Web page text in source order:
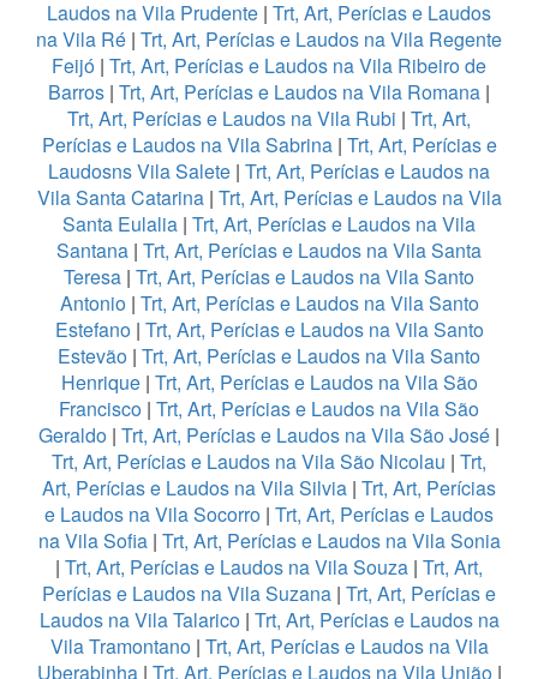
Laudos na Vila Prudente | Trt, Art, Perícias e Laudos
na Vila Ré | Trt, Art, Perícias e Laudos na Vila Regente
Feijó | Trt, Art, Perícias e Laudos na Vila Ribeiro de
Barros | Trt, Art, Perícias e Laudos na Vila Romana |
Trt, Art, Perícias e Laudos na Vila Rubi | Trt, Art,
Perícias e Laudos na Vila Sabrina| Trt, Art, Perícias e
Laudosns Vila Salete | Trt, Art, Perícias e Laudos na
Vila Santa Catarina| Trt, Art, Perícias e Laudos na Vila
Santa Eulalia | Trt, Art, Perícias e Laudos na Vila
Santana | Trt, Art, Perícias e Laudos na Vila Santa
Teresa | Trt, Art, Perícias e Laudos na Vila Santo
Antonio| Trt, Art, Perícias e Laudos na Vila Santo
Estefano| Trt, Art, Perícias e Laudos na Vila Santo
Estevão | Trt, Art, Perícias e Laudos na Vila Santo
Henrique| Trt, Art, Perícias e Laudos na Vila São
Francisco | Trt, Art, Perícias e Laudos na Vila São
Geraldo | Trt, Art, Perícias e Laudos na Vila São José |
Trt, Art, Perícias e Laudos na Vila São Nicolau | Trt,
Art, Perícias e Laudos na Vila Silvia | Trt, Art, Perícias
e Laudos na Vila Socorro | Trt, Art, Perícias e Laudos
na Vila Sofia| Trt, Art, Perícias e Laudos na Vila Sonia
| Trt, Art, Perícias e Laudos na Vila Souza | Trt, Art,
Perícias e Laudos na Vila Suzana | Trt, Art, Perícias e
Laudos na Vila Talarico| Trt, Art, Perícias e Laudos na
Vila Tramontano| Trt, Art, Perícias e Laudos na Vila
Uberabinha| Trt, Art, Perícias e Laudos na Vila União|